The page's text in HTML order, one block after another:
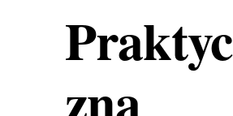
Praktyc